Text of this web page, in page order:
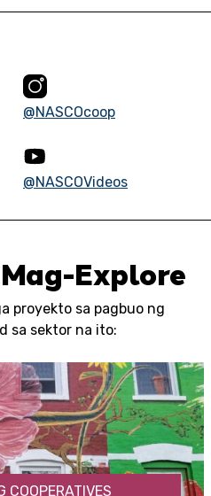
@NASCOcoop
@NASCOVideos
Explore
proyekto sa pagbuo ng
sa sektor na ito:
COOPERATIVES